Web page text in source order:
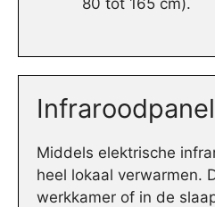
80 tot 165 cm).
Middels elektrische
heel lokaal verwarmen.
werkkamer of in de